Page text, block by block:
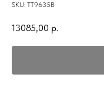
SKU: TT9635B
13085,00 р.